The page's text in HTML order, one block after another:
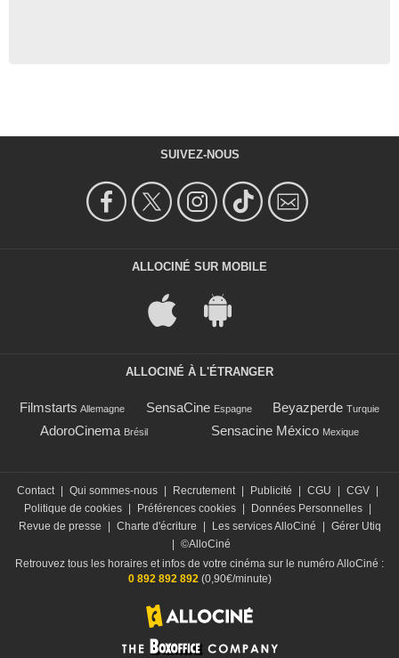
SUIVEZ-NOUS
ALLOCINÉ SUR MOBILE
ALLOCINÉ À L'ÉTRANGER
Filmstarts Allemagne SensaCine Espagne Beyazperde Turquie
AdoroCinema Brésil Sensacine México Mexique
Contact Qui sommes-nous Recrutement Publicité CGU CGV
Politique de cookies
Préférences cookies Données Personnelles
Revue de presse
Charte d'écriture Les services AlloCiné
Gérer Utiq
©AlloCiné
Retrouvez tous les horaires et infos de votre cinéma sur le numéro AlloCiné :
0 892 892 892(0,90€/minute)